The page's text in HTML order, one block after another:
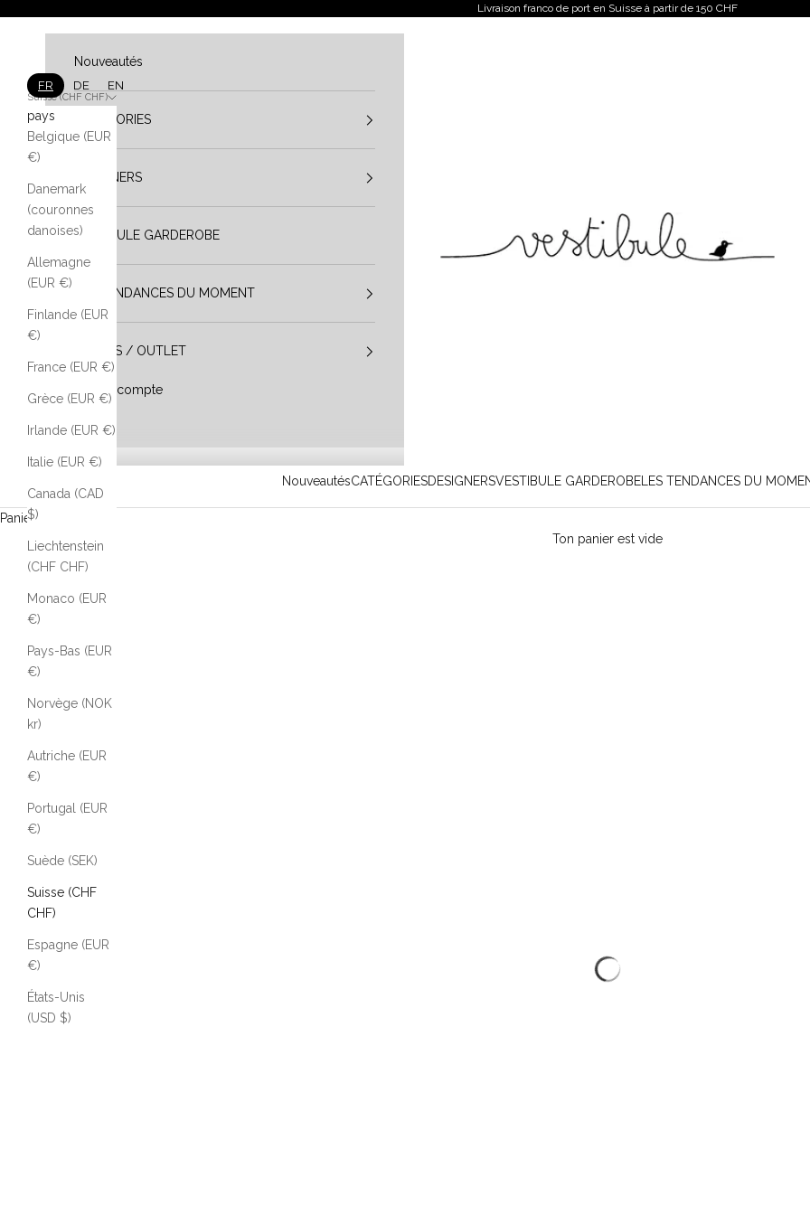
Livraison franco de port en Suisse à partir de 150 CHF
NouveautésCATÉGORIESDESIGNERSVESTIBULE GARDEROBELES TENDANCES DU
Suisse (CHF CHF)
pays
Belgique (EUR
€)
Danemark
(couronnes
danoises)
Allemagne
(EUR €)
Finlande (EUR
€)
France (EUR €)
Grèce (EUR €)
Irlande (EUR €)
Italie (EUR €)
Canada (CAD
$)
Liechtenstein
(CHF CHF)
Monaco (EUR
€)
Pays-Bas (EUR
€)
Norvège (NOK
kr)
Autriche (EUR
€)
Portugal (EUR
€)
Suède (SEK)
Suisse (CHF
CHF)
Espagne (EUR
€)
États-Unis
(USD $)
Nouveautés
CATÉGORIES
DESIGNERS
VESTIBULE GARDEROBE
LES TENDANCES DU MOMENT
SOLDES / OUTLET
Mon compte
Panier d'achat
Ton panier est vide
FR DE EN